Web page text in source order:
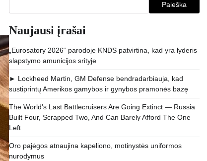
Paieška
Naujausi įrašai
„Eurosatory 2026“ parodoje KNDS patvirtina, kad yra lyderis
slapstymo amunicijos srityje
► Lockheed Martin, GM Defense bendradarbiauja, kad
sustiprintų Amerikos gamybos ir gynybos pramonės bazę
The World’s Last Battlecruisers Are Going Extinct — Russia
Built Four, Scrapped Two, And Can Barely Afford The One
Left
Oro pajėgos atnaujina kapeliono, motinystės uniformos
nurodymus